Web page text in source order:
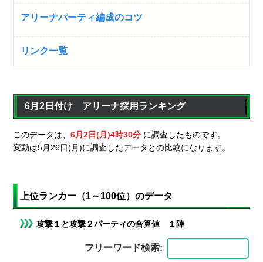
アリーナパーティ編成のコツ
リンク一覧
6月2日付け アリーナ採用ランキング
このデータは、6月2日(月)4時30分 に調査したものです。
変動は5月26日(月)に調査したデータとの比較になります。
上位ランカー（1～100位）のデータ
攻撃１と攻撃２パーティの合算値 １陣
フリーワード検索: